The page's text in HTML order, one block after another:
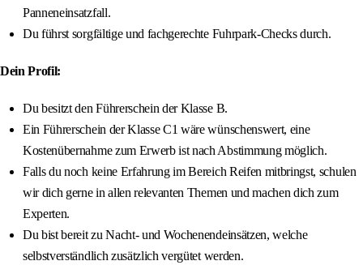
Panneneinsatzfall.
Du führst sorgfältige und fachgerechte Fuhrpark-Checks durch.
Dein Profil:
Du besitzt den Führerschein der Klasse B.
Ein Führerschein der Klasse C1 wäre wünschenswert, eine
Kostenübernahme zum Erwerb ist nach Abstimmung möglich.
Falls du noch keine Erfahrung im Bereich Reifen mitbringst, schulen
wir dich gerne in allen relevanten Themen und machen dich zum
Experten.
Du bist bereit zu Nacht- und Wochenendeinsätzen, welche
selbstverständlich zusätzlich vergütet werden.